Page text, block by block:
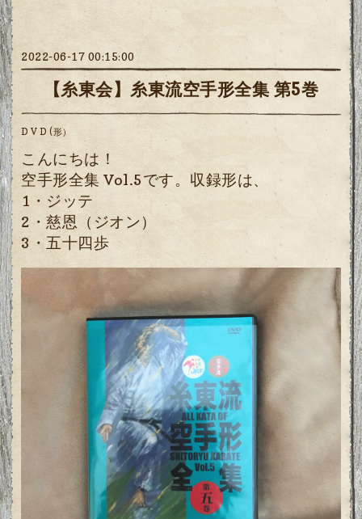
2022-06-17 00:15:00
【糸東会】糸東流空手形全集 第5巻
D V D (形）
こんにちは！
空手形全集 Vol.5です。収録形は、
1・ジッテ
2・慈恩（ジオン）
3・五十四歩